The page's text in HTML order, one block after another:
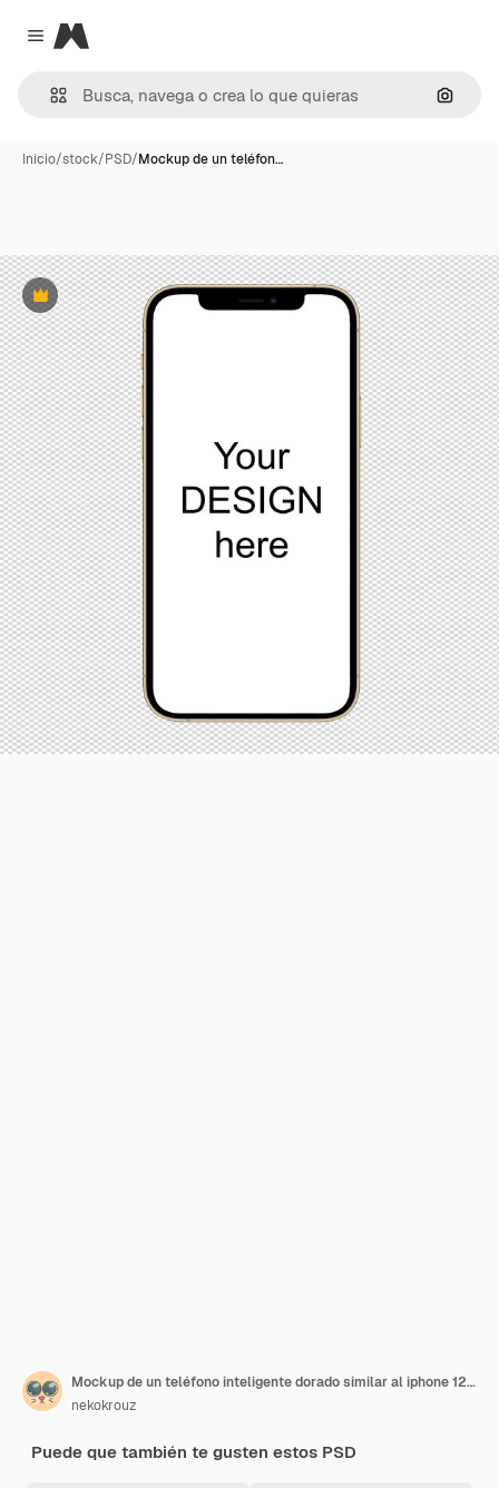
Close menu
Magnific
Inicio/stock/PSD/Mockup de un teléfon…
Premium
Mockup de un teléfono inteligente dorado similar al iphone 12 pro sin fondo
nekokrouz
Puede que también te gusten estos PSD